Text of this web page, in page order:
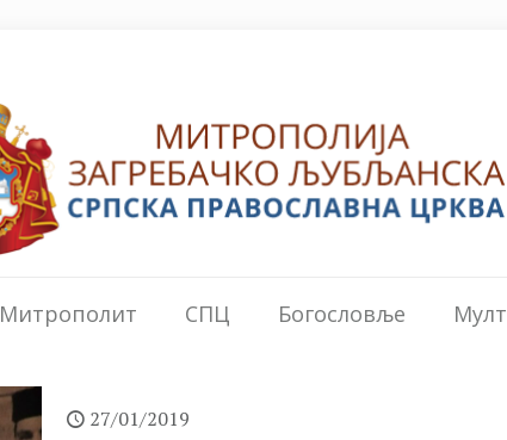
Митрополит СПЦ Богословље
27/01/2019